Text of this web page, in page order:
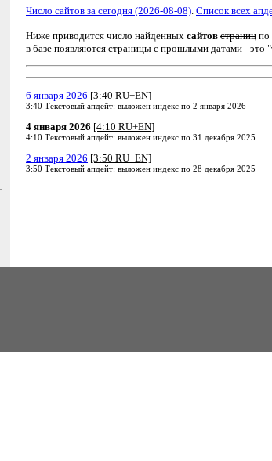
Число сайтов за сегодня (2026-08-08) Список всех
Ниже приводится число найденных сайтов страниц по
в базе появляются страницы с прошлыми датами - это
6 января 2026 [3:40 RU+EN]
3:40 Текстовый апдейт: выложен индекс по 2 января 2026
4 января 2026 [4:10 RU+EN]
4:10 Текстовый апдейт: выложен индекс по 31 декабря 2025
2 января 2026 [3:50 RU+EN]
3:50 Текстовый апдейт: выложен индекс по 28 декабря 2025